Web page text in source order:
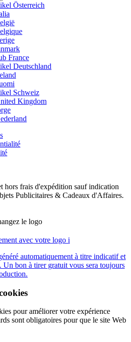
Österreich
France
Deutschland
Schweiz
Kingdom
hors frais d'expédition sauf indication
Publicitaires & Cadeaux d'Affaires.
le logo
avec votre logo i
automatiquement à titre indicatif et
bon à tirer gratuit vous sera toujours
pour améliorer votre expérience
sont obligatoires pour que le site Web